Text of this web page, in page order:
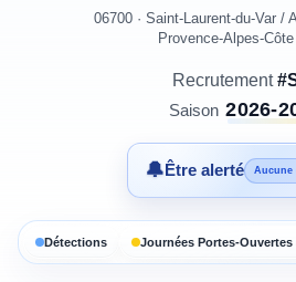
06700 · Saint-Laurent-du-Var /
Provence-Alpes-
Recrutement
Saison 2026-
🔔Être alerté Aucune
Détections Journées Portes-Ouvertes